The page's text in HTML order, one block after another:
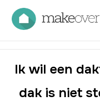
Ik wil een
dak is niet